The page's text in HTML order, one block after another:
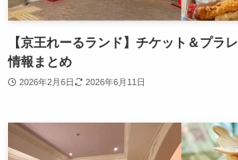
【京王れーるランド】チケット＆プラ
情報まとめ
2026年2月6日 2026年6月11日